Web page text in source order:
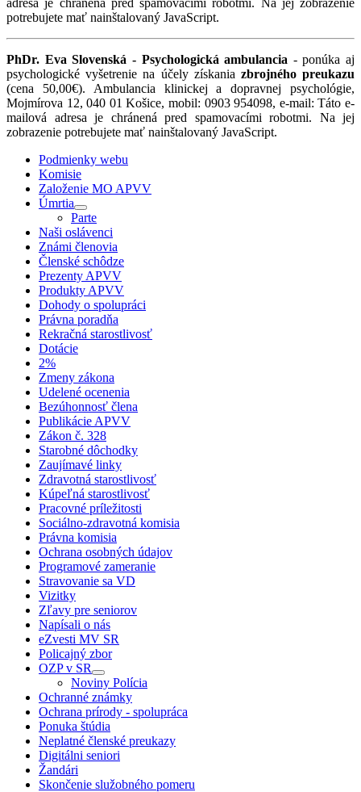
potrebujete mať nainštalovaný JavaScript.
PhDr. Eva Slovenská - Psychologická ambulancia - ponúka aj
psychologické vyšetrenie na účely získania zbrojného preukazu
(cena 50,00€). Ambulancia klinickej a dopravnej psychológie,
Mojmírova 12, 040 01 Košice, mobil: 0903 954098, e-mail:Táto e-
mailová adresa je chránená pred spamovacími robotmi. Na jej
zobrazenie potrebujete mať nainštalovaný JavaScript.
Podmienky webu
Komisie
Založenie MO APVV
Úmrtia
Parte
Naši oslávenci
Známi členovia
Členské schôdze
Prezenty APVV
Produkty APVV
Dohody o spolupráci
Právna poradňa
Rekračná starostlivosť
Dotácie
2%
Zmeny zákona
Udelené ocenenia
Bezúhonnosť člena
Publikácie APVV
Zákon č. 328
Starobné dôchodky
Zaujímavé linky
Zdravotná starostlivosť
Kúpeľná starostlivosť
Pracovné príležitosti
Sociálno-zdravotná komisia
Právna komisia
Ochrana osobných údajov
Programové zameranie
Stravovanie sa VD
Vizitky
Zľavy pre seniorov
Napísali o nás
eZvesti MV SR
Policajný zbor
OZP v SR
Noviny Polícia
Ochranné známky
Ochrana prírody - spolupráca
Ponuka štúdia
Neplatné členské preukazy
Digitálni seniori
Žandári
Skončenie služobného pomeru